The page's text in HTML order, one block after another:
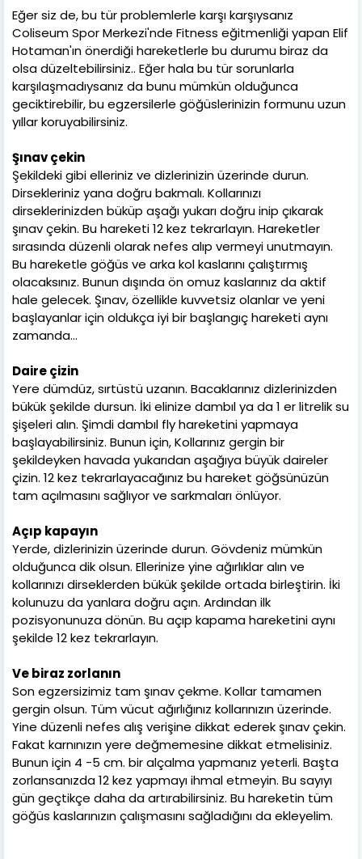
Eğer siz de, bu tür problemlerle karşı karşıysanız
Coliseum Spor Merkezi'nde Fitness eğitmenliği yapan Elif
Hotaman'ın önerdiği hareketlerle bu durumu biraz da
olsa düzeltebilirsiniz.. Eğer hala bu tür sorunlarla
karşılaşmadıysanız da bunu mümkün olduğunca
geciktirebilir, bu egzersilerle göğüslerinizin formunu uzun
yıllar koruyabilirsiniz.
Şınav çekin
Şekildeki gibi elleriniz ve dizlerinizin üzerinde durun.
Dirsekleriniz yana doğru bakmalı. Kollarınızı
dirseklerinizden büküp aşağı yukarı doğru inip çıkarak
şınav çekin. Bu hareketi 12 kez tekrarlayın. Hareketler
sırasında düzenli olarak nefes alıp vermeyi unutmayın.
Bu hareketle göğüs ve arka kol kaslarını çalıştırmış
olacaksınız. Bunun dışında ön omuz kaslarınız da aktif
hale gelecek. Şınav, özellikle kuvvetsiz olanlar ve yeni
başlayanlar için oldukça iyi bir başlangıç hareketi aynı
zamanda...
Daire çizin
Yere dümdüz, sırtüstü uzanın. Bacaklarınız dizlerinizden
bükük şekilde dursun. İki elinize dambıl ya da 1 er litrelik su
şişeleri alın. Şimdi dambıl fly hareketini yapmaya
başlayabilirsiniz. Bunun için, Kollarınız gergin bir
şekildeyken havada yukarıdan aşağıya büyük daireler
çizin. 12 kez tekrarlayacağınız bu hareket göğsünüzün
tam açılmasını sağlıyor ve sarkmaları önlüyor.
Açıp kapayın
Yerde, dizlerinizin üzerinde durun. Gövdeniz mümkün
olduğunca dik olsun. Ellerinize yine ağırlıklar alın ve
kollarınızı dirseklerden bükük şekilde ortada birleştirin. İki
kolunuzu da yanlara doğru açın. Ardından ilk
pozisyonunuza dönün. Bu açıp kapama hareketini aynı
şekilde 12 kez tekrarlayın.
Ve biraz zorlanın
Son egzersizimiz tam şınav çekme. Kollar tamamen
gergin olsun. Tüm vücut ağırlığınız kollarınızın üzerinde.
Yine düzenli nefes alış verişine dikkat ederek şınav çekin.
Fakat karnınızın yere değmemesine dikkat etmelisiniz.
Bunun için 4 -5 cm. bir alçalma yapmanız yeterli. Başta
zorlansanızda 12 kez yapmayı ihmal etmeyin. Bu sayıyı
gün geçtikçe daha da artırabilirsiniz. Bu hareketin tüm
göğüs kaslarınızın çalışmasını sağladığını da ekleyelim.